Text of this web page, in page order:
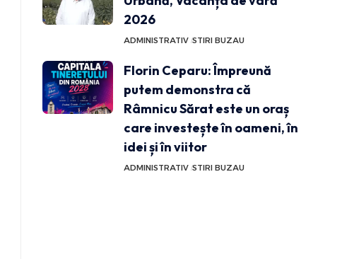
2026
ADMINISTRATIV STIRI BUZAU
Florin Ceparu: Împreună
putem demonstra că
Râmnicu Sărat este un oraș
care investește în oameni, în
idei și în viitor
ADMINISTRATIV STIRI BUZAU